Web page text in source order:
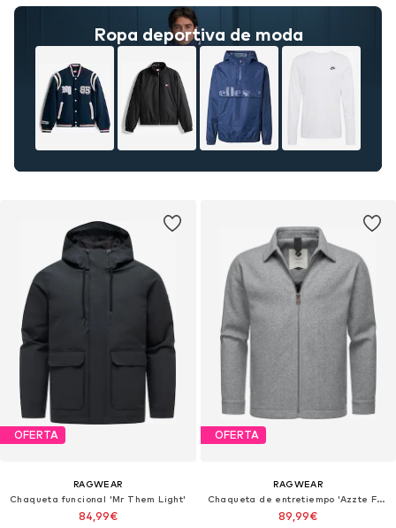
Ropa deportiva de moda
OFERTA
RAGWEAR
Chaqueta funcional 'Mr Them Light'
84,99€
OFERTA
RAGWEAR
Chaqueta de entretiempo 'Azzte Felt'
89,99€